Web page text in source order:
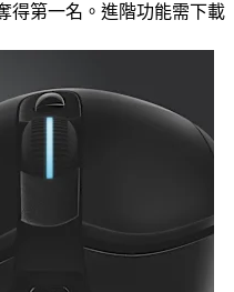
得第一名。進階功能需下載